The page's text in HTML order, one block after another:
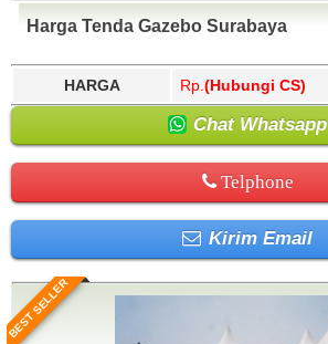
Harga Tenda Gazebo Surabaya
HARGA Rp. (Hubungi CS)
Chat Whatsapp
Telphone
Kirim Email
BEST SELLER